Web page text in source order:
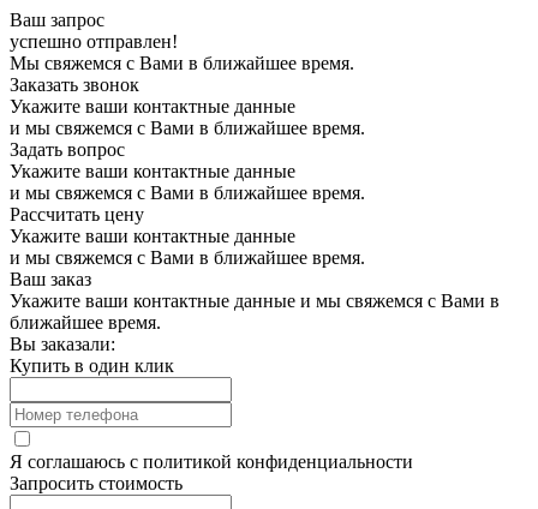
Ваш запрос
успешно отправлен!
Мы свяжемся с Вами в ближайшее время.
Заказать звонок
Укажите ваши контактные данные
и мы свяжемся с Вами в ближайшее время.
Задать вопрос
Укажите ваши контактные данные
и мы свяжемся с Вами в ближайшее время.
Рассчитать цену
Укажите ваши контактные данные
и мы свяжемся с Вами в ближайшее время.
Ваш заказ
Укажите ваши контактные данные и мы свяжемся с Вами в
ближайшее время.
Вы заказали:
Купить в один клик
Я соглашаюсь с политикой конфиденциальности
Запросить стоимость